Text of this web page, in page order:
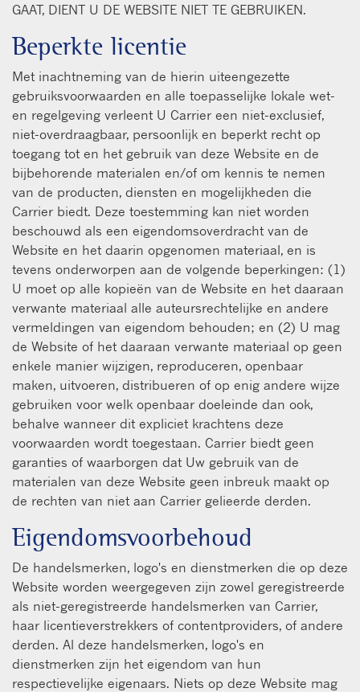
GAAT, DIENT U DE WEBSITE NIET TE GEBRUIKEN.
Beperkte licentie
Met inachtneming van de hierin uiteengezette
gebruiksvoorwaarden en alle toepasselijke lokale wet-
en regelgeving verleent U Carrier een niet-exclusief,
niet-overdraagbaar, persoonlijk en beperkt recht op
toegang tot en het gebruik van deze Website en de
bijbehorende materialen en/of om kennis te nemen
van de producten, diensten en mogelijkheden die
Carrier biedt. Deze toestemming kan niet worden
beschouwd als een eigendomsoverdracht van de
Website en het daarin opgenomen materiaal, en is
tevens onderworpen aan de volgende beperkingen: (1)
U moet op alle kopieën van de Website en het daaraan
verwante materiaal alle auteursrechtelijke en andere
vermeldingen van eigendom behouden; en (2) U mag
de Website of het daaraan verwante materiaal op geen
enkele manier wijzigen, reproduceren, openbaar
maken, uitvoeren, distribueren of op enig andere wijze
gebruiken voor welk openbaar doeleinde dan ook,
behalve wanneer dit expliciet krachtens deze
voorwaarden wordt toegestaan. Carrier biedt geen
garanties of waarborgen dat Uw gebruik van de
materialen van deze Website geen inbreuk maakt op
de rechten van niet aan Carrier gelieerde derden.
Eigendomsvoorbehoud
De handelsmerken, logo's en dienstmerken die op deze
Website worden weergegeven zijn zowel geregistreerde
als niet-geregistreerde handelsmerken van Carrier,
haar licentieverstrekkers of contentproviders, of andere
derden. Al deze handelsmerken, logo's en
dienstmerken zijn het eigendom van hun
respectievelijke eigenaars. Niets op deze Website mag